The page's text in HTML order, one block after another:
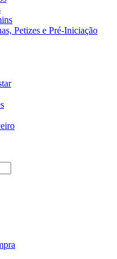
Petizes e Pré-Iniciação